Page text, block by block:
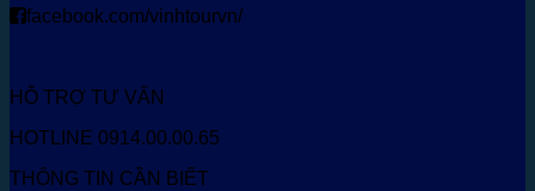
facebook.com/vinhtourvn/
HỖ TRỢ TƯ VẤN
HOTLINE 0914.00.00.65
THÔNG TIN CẦN BIẾT